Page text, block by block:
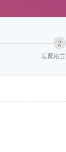
2
发票格